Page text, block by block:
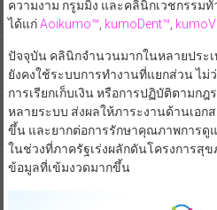
ความงาม กรูมมิ่ง และคลินิกเวชกรรม
ได้แก่Aoikumo™, kumoDent™,
ปัจจุบัน คลินิกจำนวนมากในหลายประเ
ยังคงใช้ระบบการทำงานที่แยกส่วน ไม่
การเรียกเก็บเงิน หรือการปฏิบัติตามกฎ
หลายระบบ ส่งผลให้ภาระงานด้านเอ
ขึ้น และยากต่อการรักษาคุณภาพการดูแ
ในช่วงที่ภาครัฐเร่งผลักดันโครงการสุ
ข้อมูลที่เข้มงวดมากขึ้น